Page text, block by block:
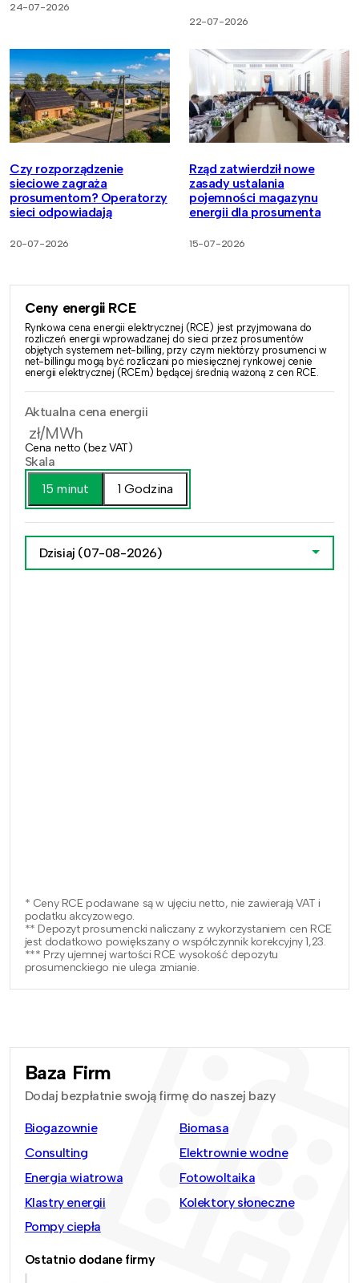
24-07-2026
22-07-2026
Czy rozporządzenie
sieciowe zagraża
prosumentom? Operatorzy
sieci odpowiadają
20-07-2026
Rząd zatwierdził nowe
zasady ustalania
pojemności magazynu
energii dla prosumenta
15-07-2026
Ceny energii RCE
Rynkowa cena energii elektrycznej (RCE) jest przyjmowana do
rozliczeń energii wprowadzanej do sieci przez prosumentów
objętych systemem net-billing, przy czym niektórzy prosumenci w
net-billingu mogą być rozliczani po miesięcznej rynkowej cenie
energii elektrycznej (RCEm) będącej średnią ważoną z cen RCE.
Aktualna cena energii
zł/MWh
Cena netto (bez VAT)
Skala
15 minut
1 Godzina
Dzisiaj (07-08-2026)
* Ceny RCE podawane są w ujęciu netto, nie zawierają VAT i
podatku akcyzowego.
** Depozyt prosumencki naliczany z wykorzystaniem cen RCE
jest dodatkowo powiększany o współczynnik korekcyjny 1,23.
*** Przy ujemnej wartości RCE wysokość depozytu
prosumenckiego nie ulega zmianie.
Baza Firm
Dodaj bezpłatnie swoją firmę do naszej bazy
Biogazownie
Biomasa
Consulting
Elektrownie wodne
Energia wiatrowa
Fotowoltaika
Klastry energii
Kolektory słoneczne
Pompy ciepła
Ostatnio dodane firmy